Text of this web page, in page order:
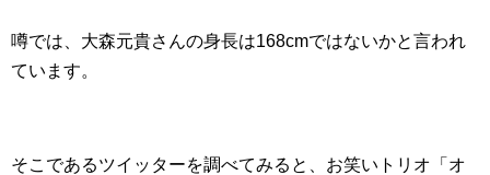
噂では、大森元貴さんの身長は168cmではないかと言われ
ています。
そこであるツイッターを調べてみると、お笑いトリオ「オ